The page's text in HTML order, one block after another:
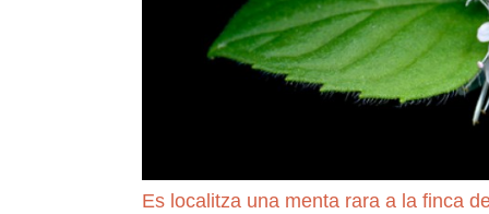
Es localitza una menta rara a la finca